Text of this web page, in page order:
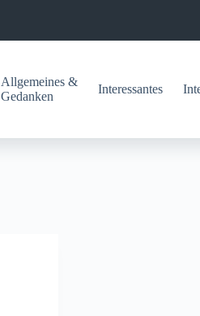
Allgemeines &
Gedanken
Interessantes